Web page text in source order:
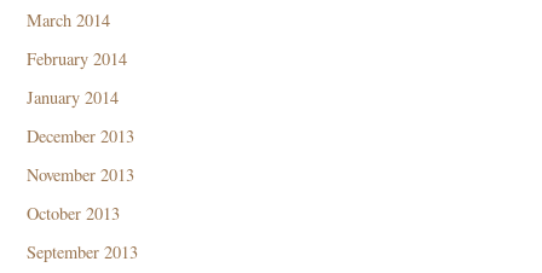
March 2014
February 2014
January 2014
December 2013
November 2013
October 2013
September 2013